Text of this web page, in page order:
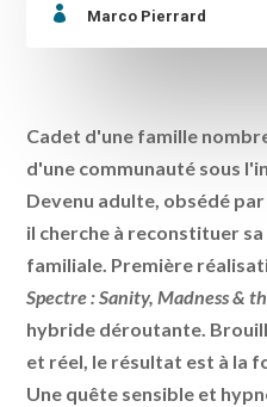
 Marco Pierrard
Cadet d'une famille
d'une communauté sous
Devenu adulte, obsédé
il cherche à reconstituer
familiale. Première
Spectre : Sanity, Madness &
hybride déroutante.
et réel, le résultat est à la
Une quête sensible et